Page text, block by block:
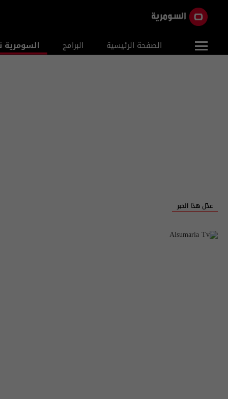
الصفحة الرئيسية البرامج السومرية
عدّل هذا الخبر